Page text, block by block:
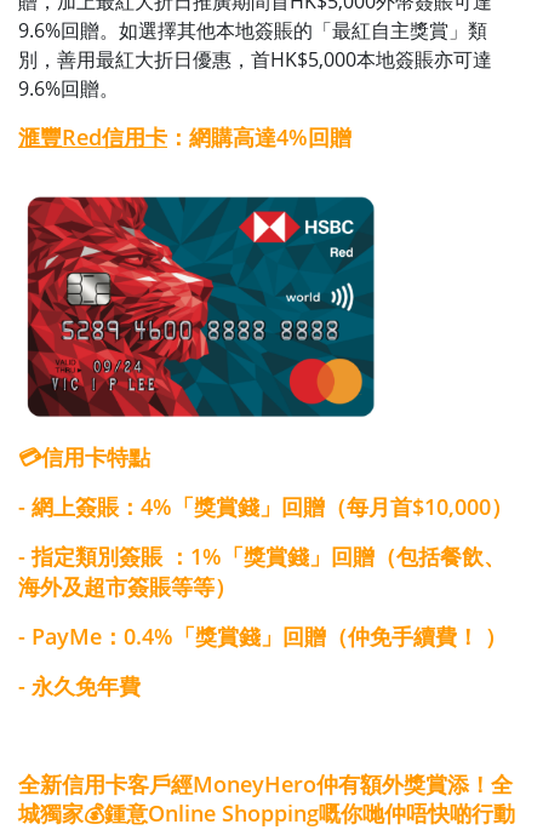
9.6%回贈。如選擇其他本地簽賬的「最紅自主獎賞」類
別，善用最紅大折日優惠，首HK$5,000本地簽賬亦可達
9.6%回贈。
滙豐Red信用卡 ：網購高達4%回贈
💳信用卡特點
- 網上簽賬：4%「獎賞錢」回贈（每月首$10,000）
- 指定類別簽賬 ：1%「獎賞錢」回贈（包括餐飲、
海外及超市簽賬等等）
- PayMe：0.4%「獎賞錢」回贈（仲免手續費！ ）
- 永久免年費
全新信用卡客戶經MoneyHero仲有額外獎賞添！全
城獨家💰鍾意Online Shopping嘅你哋仲唔快啲行動